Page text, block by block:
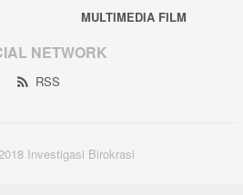
MULTIMEDIA FILM
NETWORK
RSS
Investigasi Birokrasi